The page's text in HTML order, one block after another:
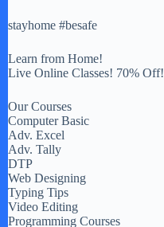
stayhome #besafe
Learn from Home!
Live Online Classes! 70% Off!
Our Courses
Computer Basic
Adv. Excel
Adv. Tally
DTP
Web Designing
Typing Tips
Video Editing
Programming Courses